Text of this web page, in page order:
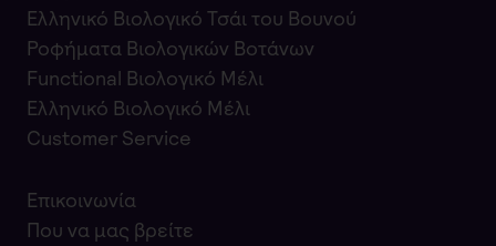
Ελληνικό Βιολογικό Τσάι του Βουνού
Ροφήματα Βιολογικών Βοτάνων
Functional Βιολογικό Μέλι
Ελληνικό Βιολογικό Μέλι
Customer Service
Επικοινωνία
Που να μας βρείτε